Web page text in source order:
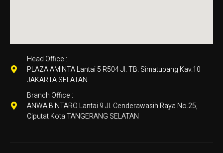
Head Office :
PLAZA AMINTA Lantai 5 R504 Jl. TB. Simatupang Kav.10
JAKARTA SELATAN
Branch Office :
ANWA BINTARO Lantai 9 Jl. Cenderawasih Raya No.25,
Ciputat Kota TANGERANG SELATAN